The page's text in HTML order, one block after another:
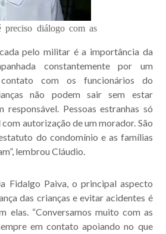
preciso diálogo com as
pelo militar é a importância da
constantemente por um
com os funcionários do
não podem sair sem estar
responsável. Pessoas estranhas só
autorização de um morador. São
do condomínio e as famílias
lembrou Cláudio.
Fidalgo Paiva, o principal aspecto
das crianças e evitar acidentes é
elas. “Conversamos muito com as
em contato apoiando no que